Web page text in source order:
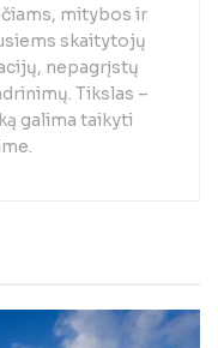
mitybos ir
skaitytojų
nepagrįstų
Tikslas –
galima taikyti